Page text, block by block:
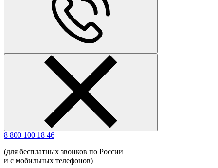
8 800 100 18 46
(для бесплатных звонков по России
и с мобильных телефонов)